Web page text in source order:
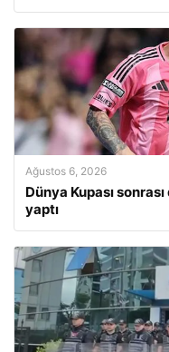
Ağustos 6, 2026
Dünya Kupası
yaptı